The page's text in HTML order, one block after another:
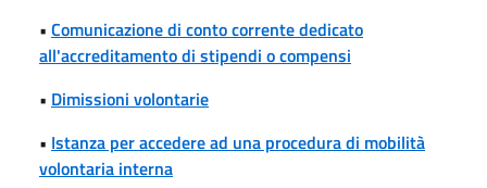
• Comunicazione di conto corrente dedicato
all'accreditamento di stipendi o compensi
• Dimissioni volontarie
• Istanza per accedere ad una procedura di mobilità
volontaria interna